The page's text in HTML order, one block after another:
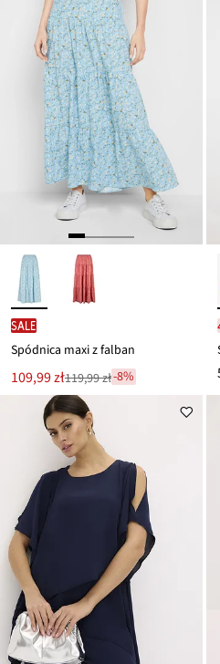
SALE
Spódnica maxi z falban
Nowa
cena
109,99 zł
Przeceniono
119,99 zł
119,99 zł-8%